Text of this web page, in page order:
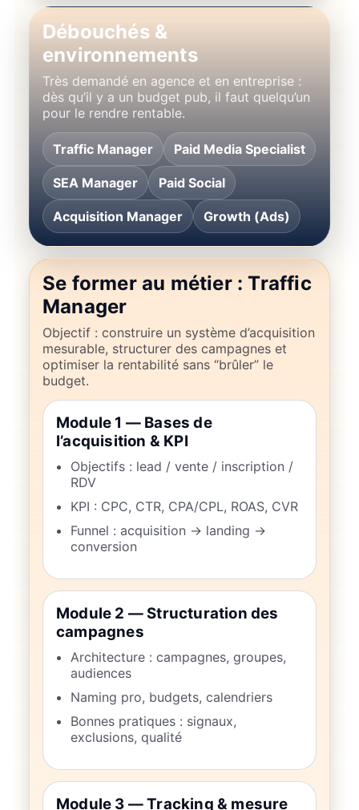
Débouchés &
environnements
Très demandé en agence et en entreprise :
dès qu’il y a un budget pub, il faut quelqu’un
pour le rendre rentable.
Traffic Manager Paid Media Specialist
SEA Manager Paid Social
Acquisition Manager Growth (Ads)
Se former au métier : Traffic
Manager
Objectif : construire un système d’acquisition
mesurable, structurer des campagnes et
optimiser la rentabilité sans “brûler” le
budget.
Module 1 — Bases de
l’acquisition & KPI
Objectifs : lead / vente / inscription /
RDV
KPI : CPC, CTR, CPA/CPL, ROAS, CVR
Funnel : acquisition → landing →
conversion
Module 2 — Structuration des
campagnes
Architecture : campagnes, groupes,
audiences
Naming pro, budgets, calendriers
Bonnes pratiques : signaux,
exclusions, qualité
Module 3 — Tracking & mesure